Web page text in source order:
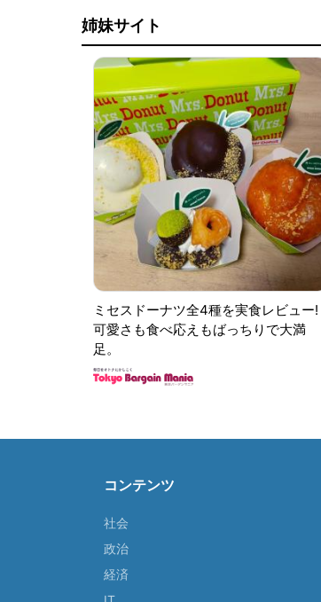
姉妹サイト
ミセスドーナツ全4種を実食レビュー!
可愛さも食べ応えもばっちりで大満
足。
コンテンツ
社会
政治
経済